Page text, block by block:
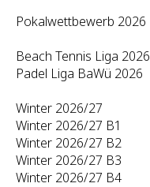
Pokalwettbewerb 2026
Beach Tennis Liga 2026
Padel Liga BaWü 2026
Winter 2026/27
Winter 2026/27 B1
Winter 2026/27 B2
Winter 2026/27 B3
Winter 2026/27 B4